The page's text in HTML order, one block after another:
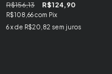
R$156,13 R$124,90
R$108,66com Pix
6x de R$20,82 sem juros